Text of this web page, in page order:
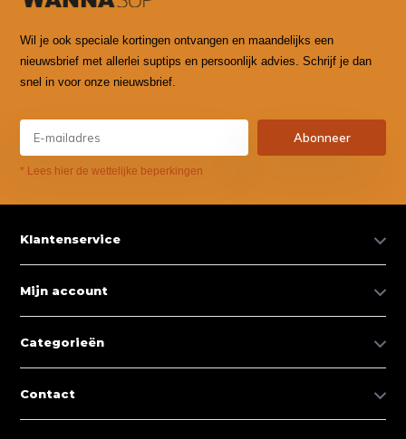
Wil je ook speciale kortingen ontvangen en maandelijks een
nieuwsbrief met allerlei suptips en persoonlijk advies. Schrijf je dan
snel in voor onze nieuwsbrief.
Abonneer
* Lees hier de wettelijke beperkingen
Klantenservice
Mijn account
Categorieën
Contact